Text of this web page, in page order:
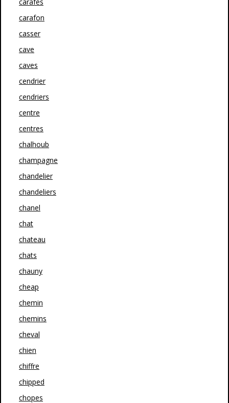
carafon
casser
cave
caves
cendrier
cendriers
centre
centres
chalhoub
champagne
chandelier
chandeliers
chanel
chat
chateau
chats
chauny
cheap
chemin
chemins
cheval
chien
chiffre
chipped
chopes